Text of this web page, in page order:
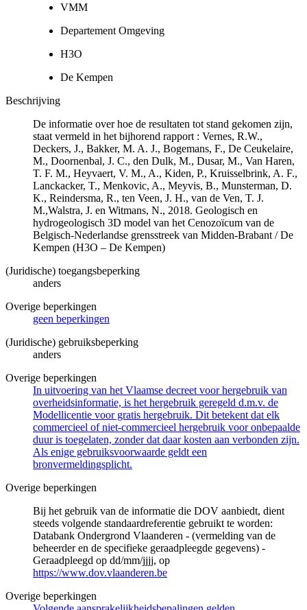
VMM
Departement Omgeving
H3O
De Kempen
Beschrijving
De informatie over hoe de resultaten tot stand gekomen zijn,
staat vermeld in het bijhorend rapport : Vernes, R.W.,
Deckers, J., Bakker, M. A. J., Bogemans, F., De Ceukelaire,
M., Doornenbal, J. C., den Dulk, M., Dusar, M., Van Haren,
T. F. M., Heyvaert, V. M., A., Kiden, P., Kruisselbrink, A. F.,
Lanckacker, T., Menkovic, A., Meyvis, B., Munsterman, D.
K., Reindersma, R., ten Veen, J. H., van de Ven, T. J.
M.,Walstra, J. en Witmans, N., 2018. Geologisch en
hydrogeologisch 3D model van het Cenozoïcum van de
Belgisch-Nederlandse grensstreek van Midden-Brabant / De
Kempen (H3O – De Kempen)
(Juridische) toegangsbeperking
anders
Overige beperkingen
geen beperkingen
(Juridische) gebruiksbeperking
anders
Overige beperkingen
In uitvoering van het Vlaamse decreet voor hergebruik van
overheidsinformatie, is het hergebruik geregeld d.m.v. de
Modellicentie voor gratis hergebruik. Dit betekent dat elk
commercieel of niet-commercieel hergebruik voor onbepaalde
duur is toegelaten, zonder dat daar kosten aan verbonden zijn.
Als enige gebruiksvoorwaarde geldt een
bronvermeldingsplicht.
Overige beperkingen
Bij het gebruik van de informatie die DOV aanbiedt, dient
steeds volgende standaardreferentie gebruikt te worden:
Databank Ondergrond Vlaanderen - (vermelding van de
beheerder en de specifieke geraadpleegde gegevens) -
Geraadpleegd op dd/mm/jjjj, op
https://www.dov.vlaanderen.be
Overige beperkingen